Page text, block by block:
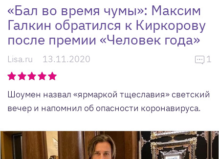
«Бал во время чумы»: Максим
Галкин обратился к Киркорову
после премии «Человек года»
Lisa.ru 13.11.2020 1
Шоумен назвал «ярмаркой тщеславия» светский
вечер и напомнил об опасности коронавируса.